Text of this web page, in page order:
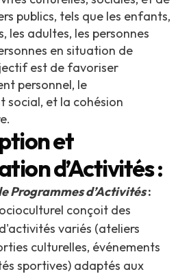
publics, tels que les enfants,
les adultes, les personnes
en situation de
est de favoriser
personnel, le
social, et la cohésion
et
d’Activités :
Programmes d’Activités:
conçoit des
variés (ateliers
culturelles, événements
sportives) adaptés aux